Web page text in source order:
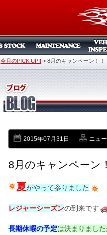
今月のPICK UP!! > 8月のキャンペーン！！
2015年07月31日 ニュ
8月のキャンペーン
夏がやって参りました
レジャーシーズンの到来です
長期休暇の予定は決まりまし